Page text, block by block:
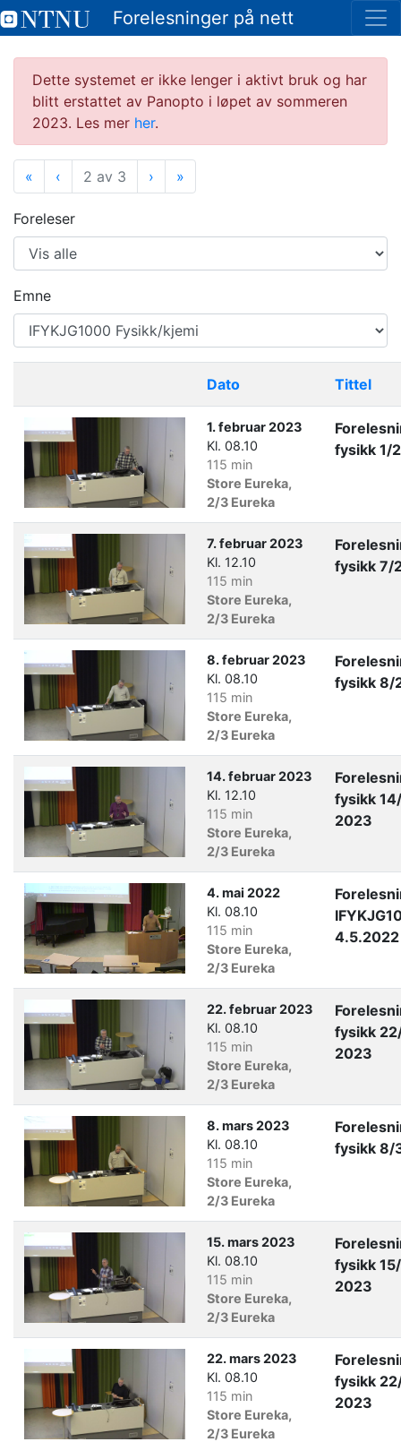
Forelesninger på nett
Dette systemet er ikke lenger i aktivt bruk og har
blitt erstattet av Panopto i løpet av sommeren
2023. Les mer her.
« Første
‹ Forrige
2 av 3 › Neste
»
Foreleser
Emne
Dato Tittel
1. februar 2023
Kl. 08.10
115 min
Store Eureka,
2/3 Eureka
fysikk 1/
7. februar 2023
Kl. 12.10
115 min
Store Eureka,
2/3 Eureka
fysikk 7/
8. februar 2023
Kl. 08.10
115 min
Store Eureka,
2/3 Eureka
fysikk 8/
14. februar 2023
Kl. 12.10
115 min
Store Eureka,
2/3 Eureka
fysikk
2023
4. mai 2022
Kl. 08.10
115 min
Store Eureka,
2/3 Eureka
4.5.2022
22. februar 2023
Kl. 08.10
115 min
Store Eureka,
2/3 Eureka
fysikk
2023
8. mars 2023
Kl. 08.10
115 min
Store Eureka,
2/3 Eureka
fysikk 8/
15. mars 2023
Kl. 08.10
115 min
Store Eureka,
2/3 Eureka
fysikk
2023
22. mars 2023
Kl. 08.10
115 min
Store Eureka,
2/3 Eureka
fysikk
2023